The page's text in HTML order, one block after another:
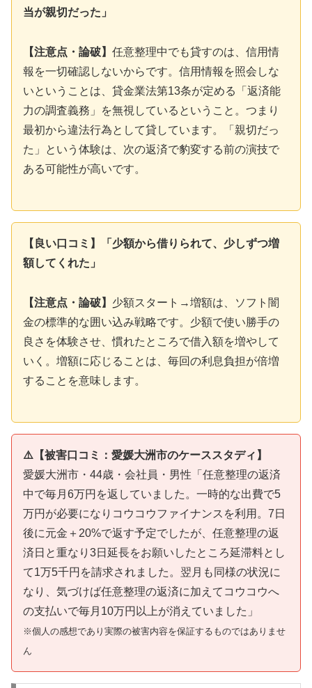
当が親切だった」
【注意点・論破】 任意整理中でも貸すのは、信用情
報を一切確認しないからです。信用情報を照会しな
いということは、貸金業法第13条が定める「返済能
力の調査義務」を無視しているということ。つまり
最初から違法行為として貸しています。「親切だっ
た」という体験は、次の返済で豹変する前の演技で
ある可能性が高いです。
【良い口コミ】「少額から借りられて、少しずつ増
額してくれた」
【注意点・論破】 少額スタート→増額は、ソフト闇
金の標準的な囲い込み戦略です。少額で使い勝手の
良さを体験させ、慣れたところで借入額を増やして
いく。増額に応じることは、毎回の利息負担が倍増
することを意味します。
⚠️【被害口コミ：愛媛大洲市のケーススタディ】
愛媛大洲市・44歳・会社員・男性「任意整理の返済
中で毎月6万円を返していました。一時的な出費で5
万円が必要になりコウコウファイナンスを利用。7日
後に元金＋20%で返す予定でしたが、任意整理の返
済日と重なり3日延長をお願いしたところ延滞料とし
て1万5千円を請求されました。翌月も同様の状況に
なり、気づけば任意整理の返済に加えてコウコウへ
の支払いで毎月10万円以上が消えていました」
※個人の感想であり実際の被害内容を保証するものではありませ
ん